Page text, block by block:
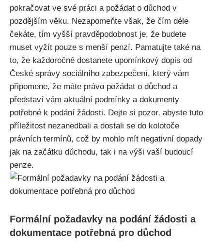
pokračovat ve své práci a požádat o důchod v
pozdějším věku. Nezapomeňte však, že čím déle
čekáte, tím vyšší pravděpodobnost je, že budete
muset vyžít pouze s menší penzí. Pamatujte také na
to, že každoročně dostanete upomínkový dopis od
České správy sociálního zabezpečení, který vám
připomene, že máte právo požádat o důchod a
představí vám aktuální podmínky a dokumenty
potřebné k podání žádosti. Dejte si pozor, abyste tuto
příležitost nezanedbali a dostali se do kolotoče
právních termínů, což by mohlo mít negativní dopady
jak na začátku důchodu, tak i na výši vaší budoucí
penze.
Formální požadavky na podání žádosti a
dokumentace potřebná pro důchod